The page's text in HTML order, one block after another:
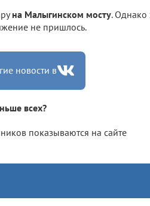
на Малыгинском мосту. Однако
не пришлось.
новости в
всех?
показываются на сайте